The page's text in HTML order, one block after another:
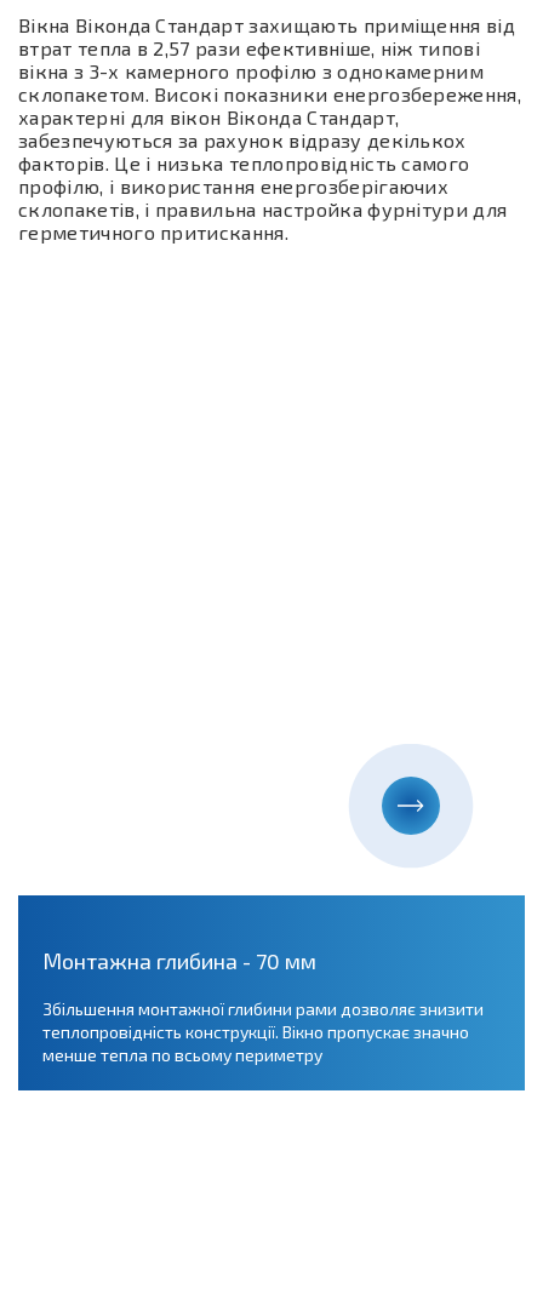
Вікна Віконда Стандарт захищають приміщення від
втрат тепла в 2,57 рази ефективніше, ніж типові
вікна з 3-х камерного профілю з однокамерним
склопакетом. Високі показники енергозбереження,
характерні для вікон Віконда Стандарт,
забезпечуються за рахунок відразу декількох
факторів. Це і низька теплопровідність самого
профілю, і використання енергозберігаючих
склопакетів, і правильна настройка фурнітури для
герметичного притискання.
Монтажна глибина - 70 мм
Збільшення монтажної глибини рами дозволяє знизити
теплопровідність конструкції. Вікно пропускає значно
менше тепла по всьому периметру